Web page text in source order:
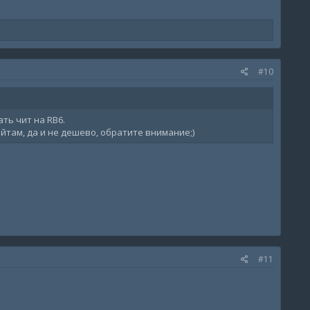
#10
чит на RB6.
да и не дешево, обратите внимание;)
#11